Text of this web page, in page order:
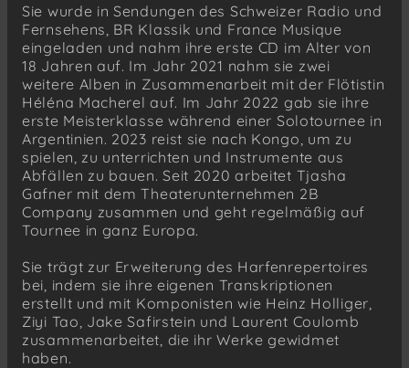
Sie wurde in Sendungen des Schweizer Radio und
Fernsehens, BR Klassik und France Musique
eingeladen und nahm ihre erste CD im Alter von
18 Jahren auf. Im Jahr 2021 nahm sie zwei
weitere Alben in Zusammenarbeit mit der Flötistin
Héléna Macherel auf. Im Jahr 2022 gab sie ihre
erste Meisterklasse während einer Solotournee in
Argentinien. 2023 reist sie nach Kongo, um zu
spielen, zu unterrichten und Instrumente aus
Abfällen zu bauen. Seit 2020 arbeitet Tjasha
Gafner mit dem Theaterunternehmen 2B
Company zusammen und geht regelmäßig auf
Tournee in ganz Europa.
Sie trägt zur Erweiterung des Harfenrepertoires
bei, indem sie ihre eigenen Transkriptionen
erstellt und mit Komponisten wie Heinz Holliger,
Ziyi Tao, Jake Safirstein und Laurent Coulomb
zusammenarbeitet, die ihr Werke gewidmet
haben.